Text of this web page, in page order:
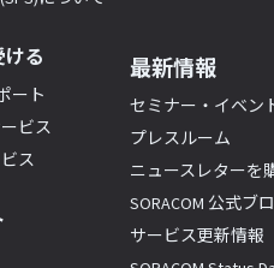
る
ート
ビス
ス
最新情報
セミナー・イベン
プレスルーム
ニュースレターを
SORACOM 公式ブ
サービス更新情報